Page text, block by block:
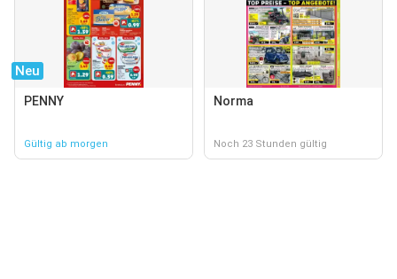
Neu
PENNY
Gültig ab morgen
Norma
Noch 23 Stunden gültig